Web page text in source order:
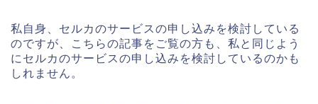
私自身、セルカのサービスの申し込みを検討している
のですが、こちらの記事をご覧の方も、私と同じよう
にセルカのサービスの申し込みを検討しているのかも
しれません。